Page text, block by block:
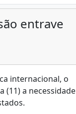
entrave
internacional, o
(11) a necessidade